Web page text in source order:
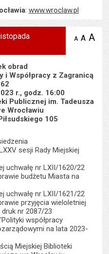
: www.wroclaw.pl
A zmniejsz
A A
obrad
i Współpracy z Zagranicą
r., godz. 16:00
Publicznej im. Tadeusza
Wrocławiu
105
sesji Rady Miejskiej
uchwałę nr LXII/1620/22
budżetu Miasta na
uchwałę nr LXII/1621/22
przyjęcia wieloletniej
nr 2087/23
współpracy
na lata 2023-
Miejskiej Biblioteki